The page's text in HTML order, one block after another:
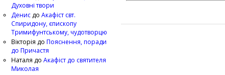
Духовні твори
Денис до Акафіст свт.
Спиридону, єпископу
Тримифунтському, чудотворцю
Вікторія до Пояснення, поради
до Причастя
Наталя до Акафіст до святителя
Миколая